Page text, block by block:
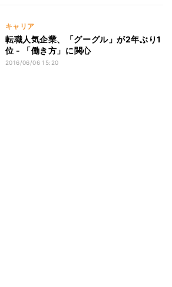
キャリア
転職人気企業、「グーグル」が2年ぶり1
位 - 「働き方」に関心
2016/06/06 15:20